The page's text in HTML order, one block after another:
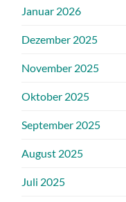
Januar 2026
Dezember 2025
November 2025
Oktober 2025
September 2025
August 2025
Juli 2025